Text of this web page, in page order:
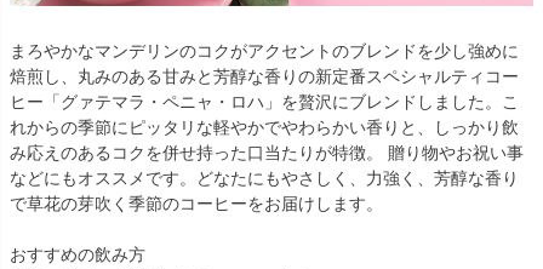
まろやかなマンデリンのコクがアクセントのブレンドを少し強めに
焙煎し、丸みのある甘みと芳醇な香りの新定番スペシャルティコー
ヒー「グァテマラ・ペニャ・ロハ」を贅沢にブレンドしました。こ
れからの季節にピッタリな軽やかでやわらかい香りと、しっかり飲
み応えのあるコクを併せ持った口当たりが特徴。 贈り物やお祝い事
などにもオススメです。どなたにもやさしく、力強く、芳醇な香り
で草花の芽吹く季節のコーヒーをお届けします。
おすすめの飲み方